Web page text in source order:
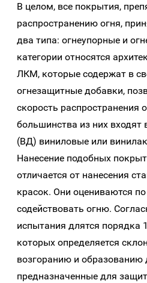
В целом, все покрытия,
распространению огня,
два типа: огнеупорные и
категории относятся
ЛКМ, которые содержат в
огнезащитные добавки,
скорость распространения
большинства из них входят
(ВД) виниловые или
Нанесение подобных
отличается от нанесения
красок. Они оцениваются
содействовать огню.
испытания длятся порядка
которых определяется
возгоранию и
предназначенные для